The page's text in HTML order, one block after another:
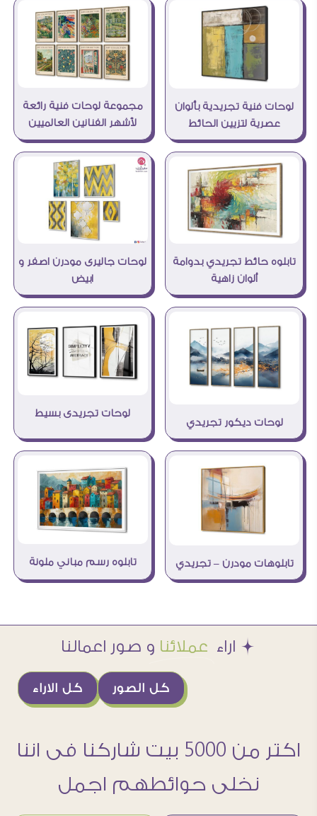
لوحات فنية تجريدية بألوان
عصرية لتزيين الحائط
مجموعة لوحات فنية رائعة
لأشهر الفنانين العالميين
تابلوه حائط تجريدي بدوامة
ألوان زاهية
لوحات جاليرى مودرن اصفر و
ابيض
لوحات ديكور تجريدي
لوحات تجريدى بسيط
تابلوهات مودرن – تجريدي تابلوه رسم مباني ملونة
Æ اراء عملائنا و صور اعمالنا
كل الاراء كل الصور
اكتر من 5000 بيت شاركنا فى اننا
نخلى حوائطهم اجمل